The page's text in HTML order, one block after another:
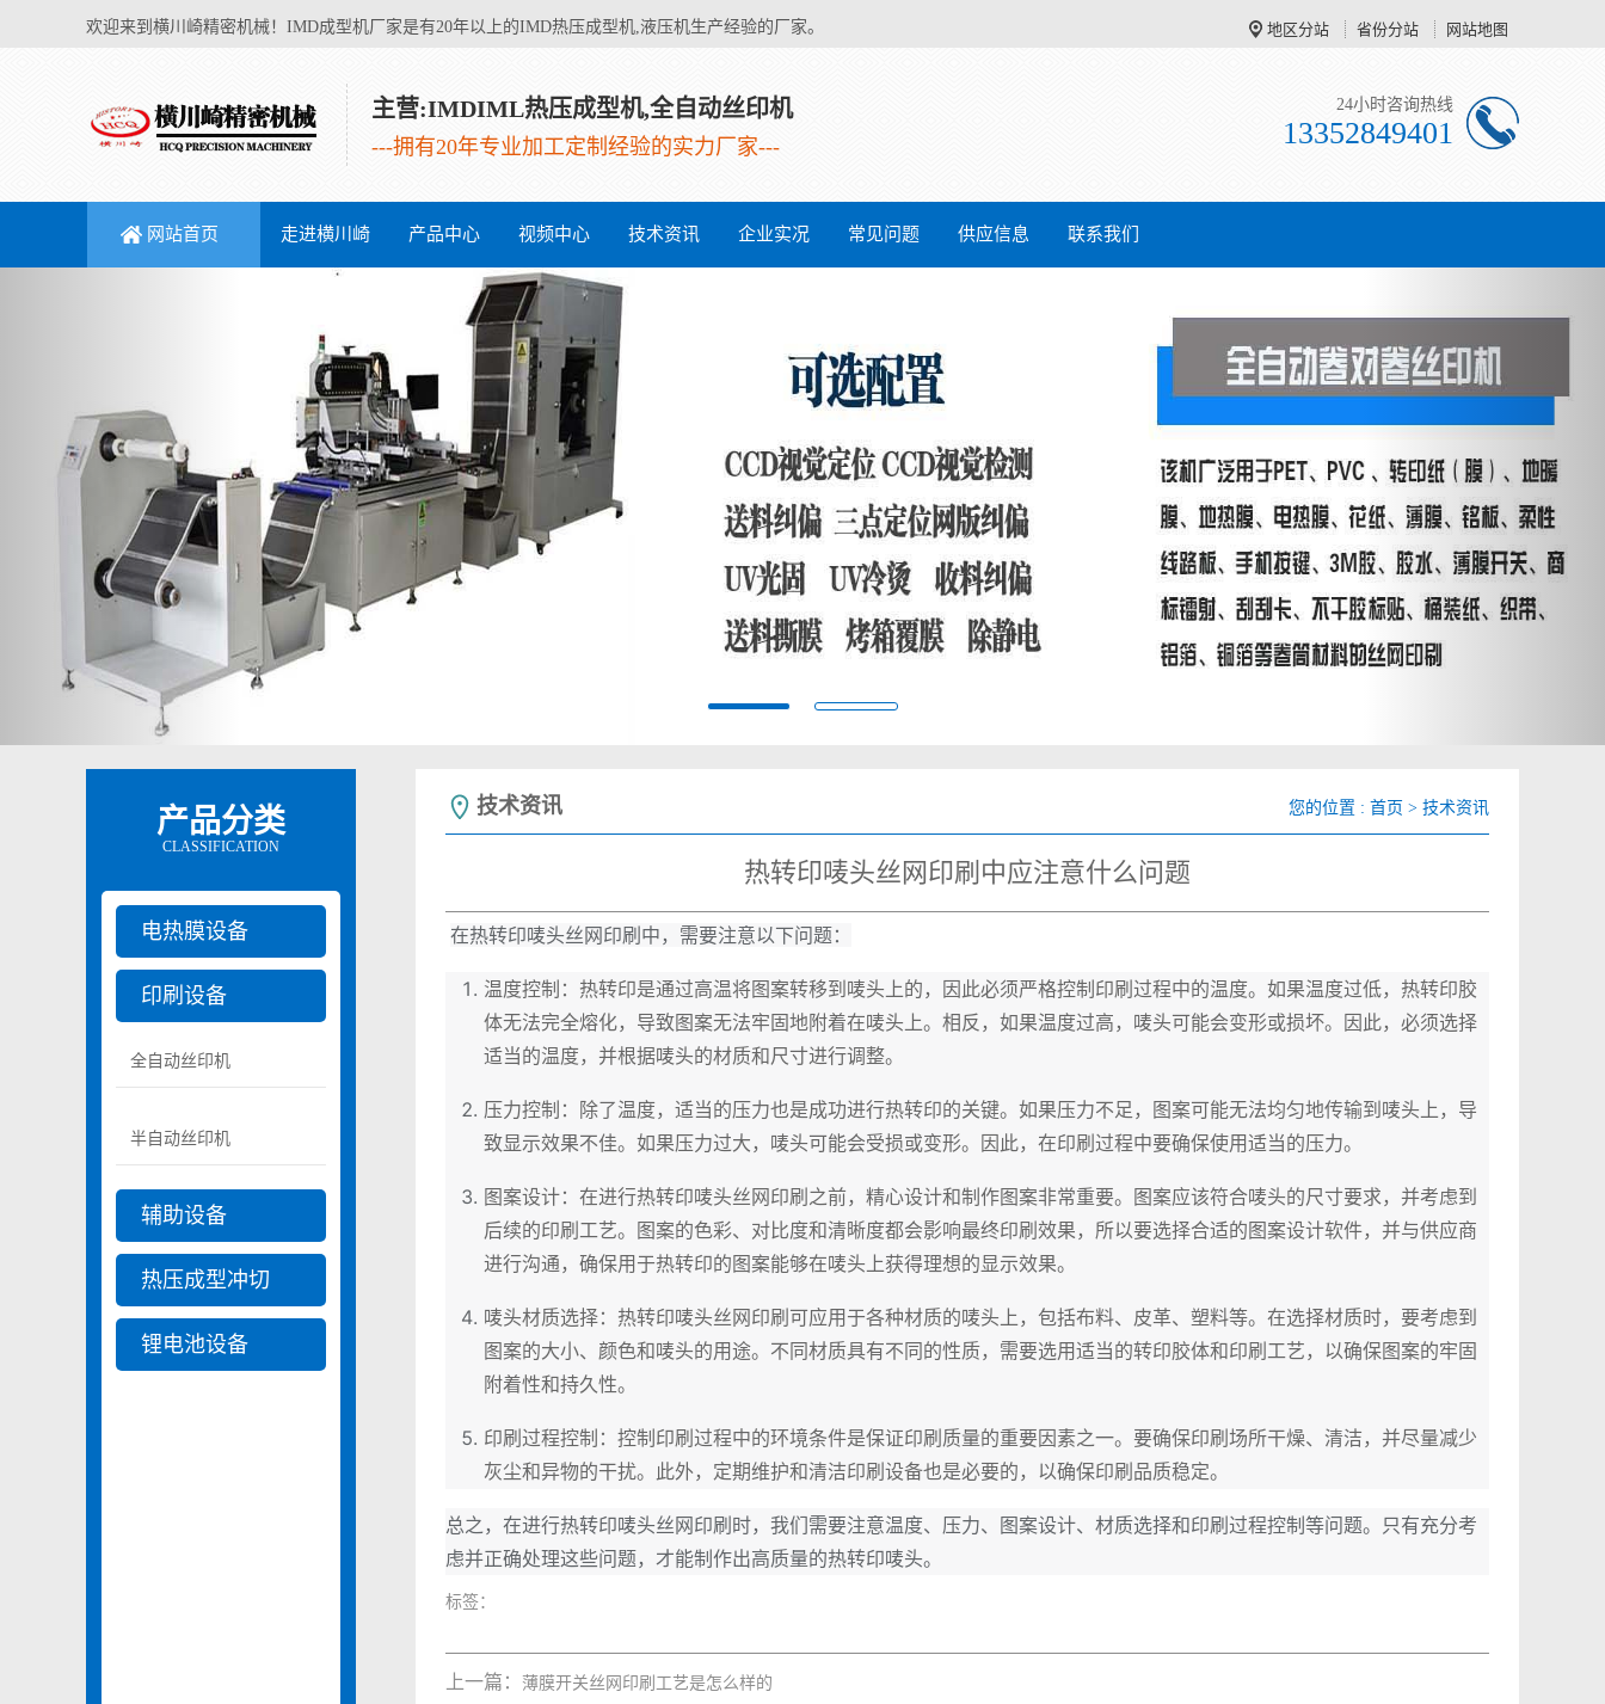
欢迎来到横川崎精密机械！IMD成型机厂家是有20年以上的IMD热压成型机,液压机生产经验的厂家。 地区分站 省份分站 网站地图
主营:IMDIML热压成型机,全自动丝印机
---拥有20年专业加工定制经验的实力厂家---
24小时咨询热线
13352849401
网站首页 走进横川崎 产品中心 视频中心 技术资讯 企业实况 常见问题 供应信息 联系我们
产品分类
CLASSIFICATION
电热膜设备
印刷设备
全自动丝印机
半自动丝印机
辅助设备
热压成型冲切
锂电池设备
技术资讯 您的位置 : 首页 > 技术资讯
热转印唛头丝网印刷中应注意什么问题
在热转印唛头丝网印刷中，需要注意以下问题：
温度控制：热转印是通过高温将图案转移到唛头上的，因此必须严格控制印刷过程中的温度。如果温度过低，热转印胶
体无法完全熔化，导致图案无法牢固地附着在唛头上。相反，如果温度过高，唛头可能会变形或损坏。因此，必须选择
适当的温度，并根据唛头的材质和尺寸进行调整。
压力控制：除了温度，适当的压力也是成功进行热转印的关键。如果压力不足，图案可能无法均匀地传输到唛头上，导
致显示效果不佳。如果压力过大，唛头可能会受损或变形。因此，在印刷过程中要确保使用适当的压力。
图案设计：在进行热转印唛头丝网印刷之前，精心设计和制作图案非常重要。图案应该符合唛头的尺寸要求，并考虑到
后续的印刷工艺。图案的色彩、对比度和清晰度都会影响最终印刷效果，所以要选择合适的图案设计软件，并与供应商
进行沟通，确保用于热转印的图案能够在唛头上获得理想的显示效果。
唛头材质选择：热转印唛头丝网印刷可应用于各种材质的唛头上，包括布料、皮革、塑料等。在选择材质时，要考虑到
图案的大小、颜色和唛头的用途。不同材质具有不同的性质，需要选用适当的转印胶体和印刷工艺，以确保图案的牢固
附着性和持久性。
印刷过程控制：控制印刷过程中的环境条件是保证印刷质量的重要因素之一。要确保印刷场所干燥、清洁，并尽量减少
灰尘和异物的干扰。此外，定期维护和清洁印刷设备也是必要的，以确保印刷品质稳定。
总之，在进行热转印唛头丝网印刷时，我们需要注意温度、压力、图案设计、材质选择和印刷过程控制等问题。只有充分考
虑并正确处理这些问题，才能制作出高质量的热转印唛头。
标签：
上一篇： 薄膜开关丝网印刷工艺是怎么样的